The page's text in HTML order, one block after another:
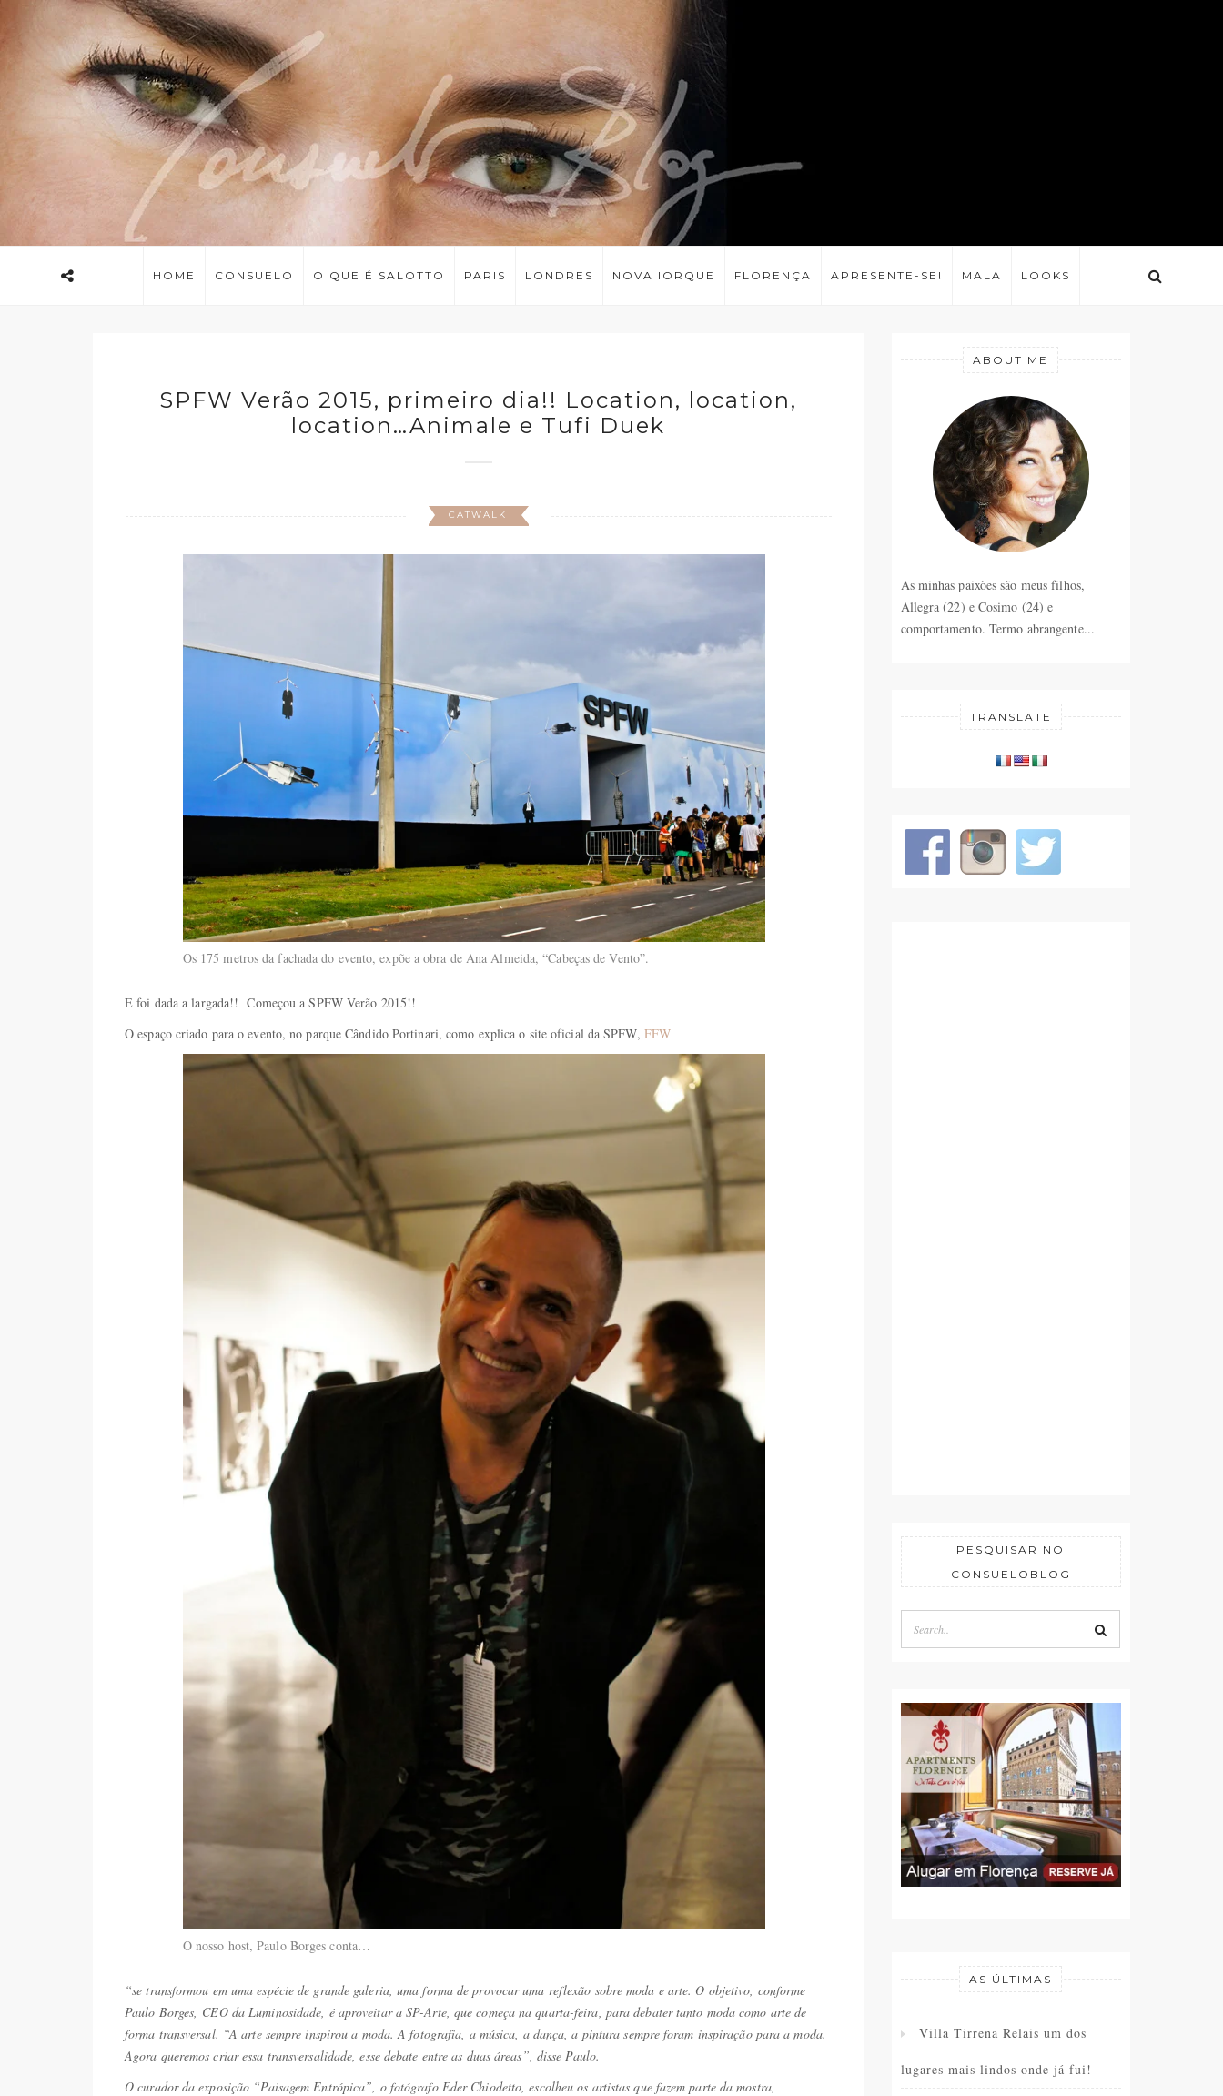
HOME CONSUELO O QUE É SALOTTO PARIS LONDRES NOVA IORQUE FLORENÇA APRESENTE-SE! MALA LOOKS
SPFW Verão 2015, primeiro dia!! Location, location,
location…Animale e Tufi Duek
CATWALK
Os 175 metros da fachada do evento, expõe a obra de Ana Almeida, “Cabeças de Vento”.
E foi dada a largada!! Começou a SPFW Verão 2015!!
O espaço criado para o evento, no parque Cândido Portinari, como explica o site oficial da SPFW, FFW
O nosso host, Paulo Borges conta…
“se transformou em uma espécie de grande galeria, uma forma de provocar uma reflexão sobre moda e arte. O objetivo, conforme
Paulo Borges, CEO da Luminosidade, é aproveitar a SP-Arte, que começa na quarta-feira, para debater tanto moda como arte de
forma transversal. “A arte sempre inspirou a moda. A fotografia, a música, a dança, a pintura sempre foram inspiração para a moda.
Agora queremos criar essa transversalidade, esse debate entre as duas áreas”, disse Paulo.
O curador da exposição “Paisagem Entrópica”, o fotógrafo Eder Chiodetto, escolheu os artistas que fazem parte da mostra,
ABOUT ME
As minhas paixões são meus filhos,
Allegra (22) e Cosimo (24) e
comportamento. Termo abrangente...
TRANSLATE
PESQUISAR NO
CONSUELOBLOG
AS ÚLTIMAS
Villa Tirrena Relais um dos
lugares mais lindos onde já fui!